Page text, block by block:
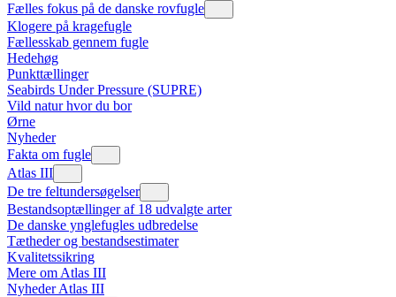
Fælles fokus på de danske rovfugle
Klogere på kragefugle
Fællesskab gennem fugle
Hedehøg
Punkttællinger
Seabirds Under Pressure (SUPRE)
Vild natur hvor du bor
Ørne
Nyheder
Fakta om fugle
Atlas III
De tre feltundersøgelser
Bestandsoptællinger af 18 udvalgte arter
De danske ynglefugles udbredelse
Tætheder og bestandsestimater
Kvalitetssikring
Mere om Atlas III
Nyheder Atlas III